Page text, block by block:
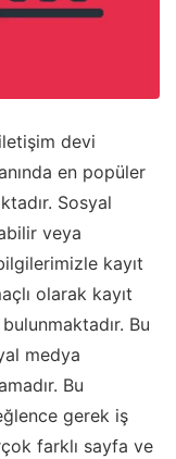
devi
en popüler
Sosyal
veya
kayıt
olarak kayıt
Bu
medya
Bu
gerek iş
farklı sayfa ve